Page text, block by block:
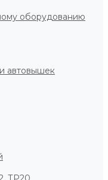
оборудованию
автовышек